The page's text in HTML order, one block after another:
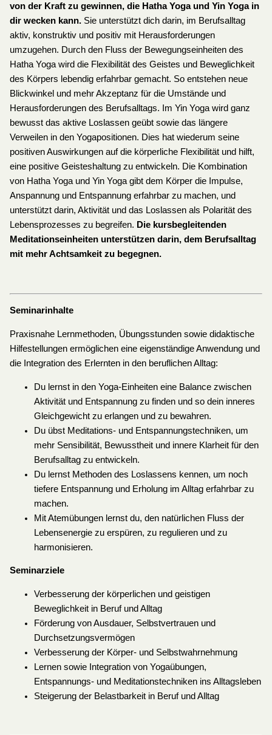
von der Kraft zu gewinnen, die Hatha Yoga und Yin Yoga in
dir wecken kann.Sie unterstützt dich darin, im Berufsalltag
aktiv, konstruktiv und positiv mit Herausforderungen
umzugehen. Durch den Fluss der Bewegungseinheiten des
Hatha Yoga wird die Flexibilität des Geistes und Beweglichkeit
des Körpers lebendig erfahrbar gemacht. So entstehen neue
Blickwinkel und mehr Akzeptanz für die Umstände und
Herausforderungen des Berufsalltags. Im Yin Yoga wird ganz
bewusst das aktive Loslassen geübt sowie das längere
Verweilen in den Yogapositionen. Dies hat wiederum seine
positiven Auswirkungen auf die körperliche Flexibilität und hilft,
eine positive Geisteshaltung zu entwickeln. Die Kombination
von Hatha Yoga und Yin Yoga gibt dem Körper die Impulse,
Anspannung und Entspannung erfahrbar zu machen, und
unterstützt darin, Aktivität und das Loslassen als Polarität des
Lebensprozesses zu begreifen. Die kursbegleitenden
Meditationseinheiten unterstützen darin, dem Berufsalltag
mit mehr Achtsamkeit zu begegnen.
Seminarinhalte
Praxisnahe Lernmethoden, Übungsstunden sowie didaktische
Hilfestellungen ermöglichen eine eigenständige Anwendung und
die Integration des Erlernten in den beruflichen Alltag:
Du lernst in den Yoga-Einheiten eine Balance zwischen
Aktivität und Entspannung zu finden und so dein inneres
Gleichgewicht zu erlangen und zu bewahren.
Du übst Meditations- und Entspannungstechniken, um
mehr Sensibilität, Bewusstheit und innere Klarheit für den
Berufsalltag zu entwickeln.
Du lernst Methoden des Loslassens kennen, um noch
tiefere Entspannung und Erholung im Alltag erfahrbar zu
machen.
Mit Atemübungen lernst du, den natürlichen Fluss der
Lebensenergie zu erspüren, zu regulieren und zu
harmonisieren.
Seminarziele
Verbesserung der körperlichen und geistigen
Beweglichkeit in Beruf und Alltag
Förderung von Ausdauer, Selbstvertrauen und
Durchsetzungsvermögen
Verbesserung der Körper- und Selbstwahrnehmung
Lernen sowie Integration von Yogaübungen,
Entspannungs- und Meditationstechniken ins Alltagsleben
Steigerung der Belastbarkeit in Beruf und Alltag